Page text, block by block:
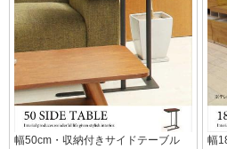
幅50cm・収納付きサイドテーブル
幅